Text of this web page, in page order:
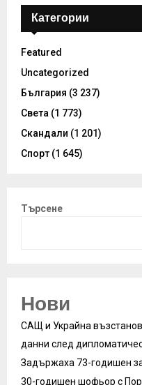
Категории
Featured
Uncategorized
България (3 237)
Света (1 773)
Скандали (1 201)
Спорт (1 645)
Търсене
Нови
САЩ и Украйна
данни след
Задържаха 73-годишен
30-годишен шофьор с